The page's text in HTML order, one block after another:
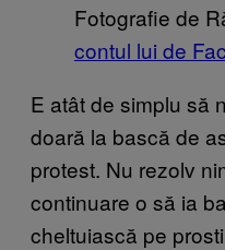
Fotografie de
contul lui de
E atât de simplu să
doară la bască de
protest. Nu rezolv
continuare o să ia
cheltuiască pe